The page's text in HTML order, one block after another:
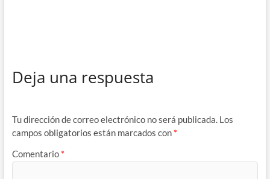
Deja una respuesta
Tu dirección de correo electrónico no será publicada. Los
campos obligatorios están marcados con *
Comentario *